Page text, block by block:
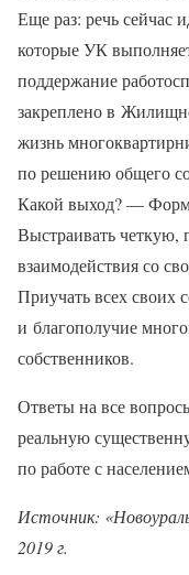
Еще раз: речь сейчас
которые УК
поддержание
закреплено в
жизнь
по решению общего
Какой выход? —
Выстраивать четкую,
взаимодействия со
Приучать всех своих
и благополучие
собственников.
Ответы на все
реальную
по работе с
Источник:
2019 г.